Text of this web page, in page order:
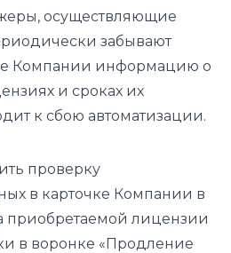
осуществляющие
забывают
Компании информацию о
и сроках их
к сбою автоматизации.
проверку
в карточке Компании в
приобретаемой лицензии
в воронке «Продление